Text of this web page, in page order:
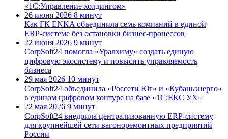
«1С:Управление холдингом»
26 июня 2026 8 минут
Как ГК ENKA объединила семь компаний в единой
ERP-системе без остановки бизнес-процессов
22 июня 2026 9 минут
CorpSoft24 помогла «Уралхиму» создать единую
цифровую экосистему и повысить управляемость
бизнеса
29 мая 2026 10 минут
CorpSoft24 объединила «Россети Юг» и «Кубаньэнерго»
в едином цифровом контуре на базе «1С:ЕКС УХ»
22 мая 2026 9 минут
CorpSoft24 внедрила централизованную ERP-систему
для крупнейшей сети вагоноремонтных предприятий
России